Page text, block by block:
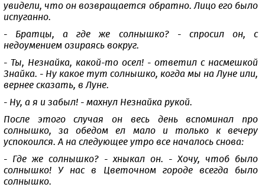
увидели, что он возвращается обратно. Лицо его было
испуганно.
- Братцы, а где же солнышко? - спросил он, с
недоумением озираясь вокруг.
- Ты, Незнайка, какой-то осел! - ответил с насмешкой
Знайка. - Ну какое тут солнышко, когда мы на Луне или,
вернее сказать, в Луне.
- Ну, а я и забыл! - махнул Незнайка рукой.
После этого случая он весь день вспоминал про
солнышко, за обедом ел мало и только к вечеру
успокоился. А на следующее утро все началось снова:
- Где же солнышко? - хныкал он. - Хочу, чтоб было
солнышко! У нас в Цветочном городе всегда было
солнышко.